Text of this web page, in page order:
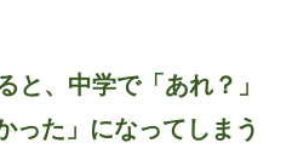
と、中学で「あれ？」
った」になってしまう